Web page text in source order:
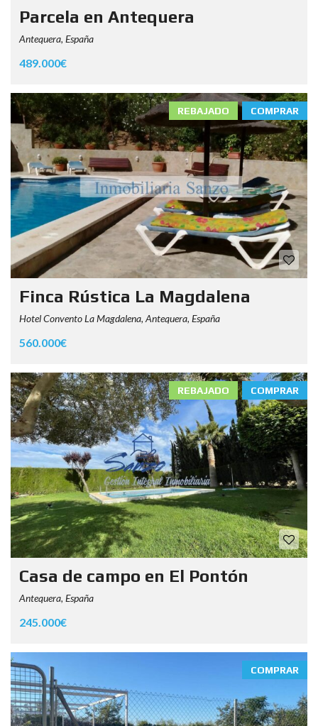
Parcela en Antequera
Antequera, España
489.000€
COMPRAR
REBAJADO
Finca Rústica La Magdalena
Hotel Convento La Magdalena, Antequera, España
560.000€
COMPRAR
REBAJADO
Casa de campo en El Pontón
Antequera, España
245.000€
COMPRAR